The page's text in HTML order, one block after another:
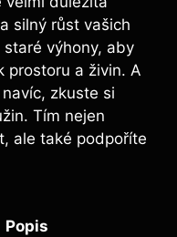
silný růst vašich
výhony, aby
prostoru a živin. A
zkuste si
Tím nejen
ale také podpoříte
Popis